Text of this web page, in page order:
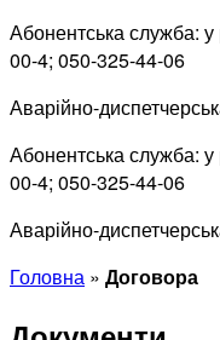
Абонентська служба: у
00-4; 050-325-44-06
Аварійно-
Абонентська служба: у
00-4; 050-325-44-06
Аварійно-
Головна » Договора